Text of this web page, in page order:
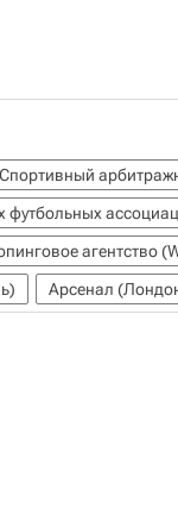
Спортивный
футбольных
агентство
Арсенал